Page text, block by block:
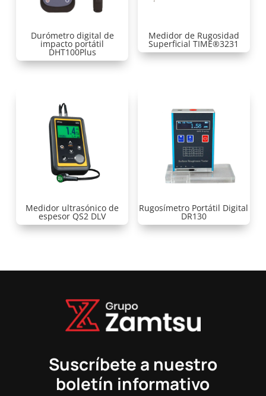
Durómetro digital de
impacto portátil
DHT100Plus
Medidor de Rugosidad
Superficial TIME®3231
Medidor ultrasónico de
espesor QS2 DLV
Rugosímetro Portátil Digital
DR130
Suscríbete a nuestro
boletín informativo